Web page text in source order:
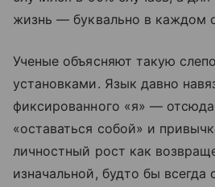
жизнь — буквально в каждом
Ученые объясняют такую
установками. Язык давно
фиксированного «я» —
«оставаться собой» и
личностный рост как
изначальной, будто бы